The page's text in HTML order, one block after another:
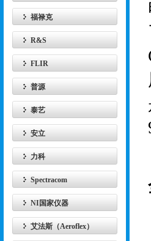
福禄克
R&S
FLIR
普源
泰艺
安立
力科
Spectracom
NI国家仪器
艾法斯（Aeroflex）